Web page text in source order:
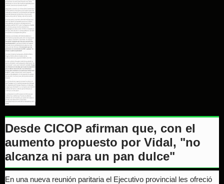
Desde CICOP afirman que, con el
aumento propuesto por Vidal, "no
alcanza ni para un pan dulce"
En una nueva reunión paritaria el Ejecutivo provincial les ofreció